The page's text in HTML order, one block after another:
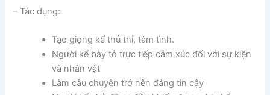
– Tác dụng:
Tạo giọng kể thủ thỉ, tâm tình.
Người kể bày tỏ trực tiếp cảm xúc đối với sự kiện
và nhân vật
Làm câu chuyện trở nên đáng tin cậy